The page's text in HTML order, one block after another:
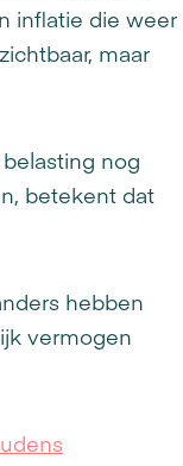
inflatie die weer
maar
nog
betekent dat
hebben
vermogen